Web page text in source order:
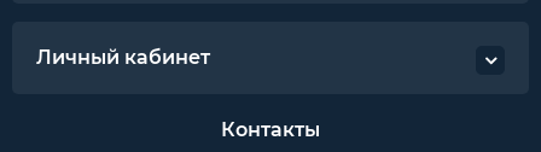
Личный кабинет
Контакты